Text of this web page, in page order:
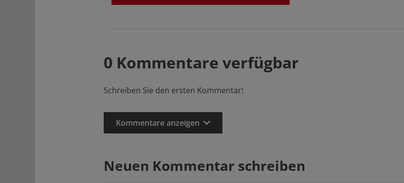
0 Kommentare verfügbar
Schreiben Sie den ersten Kommentar!
Kommentare anzeigen
Neuen Kommentar schreiben